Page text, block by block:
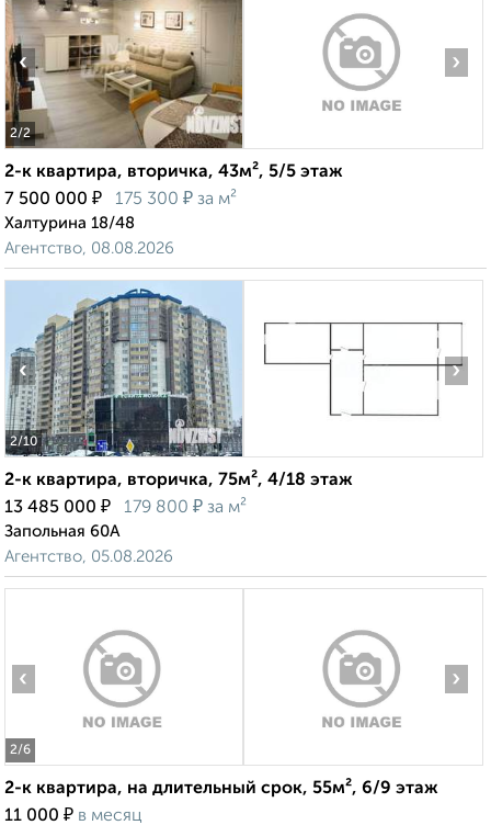
2/2
‹ ›
2-к квартира, вторичка, 43м², 5/5 этаж
7 500 000 ₽ 175 300 ₽ за м²
Халтурина 18/48
Агентство, 08.08.2026
2/10
‹ ›
2-к квартира, вторичка, 75м², 4/18 этаж
13 485 000 ₽ 179 800 ₽ за м²
Запольная 60А
Агентство, 05.08.2026
2/6
‹ ›
2-к квартира, на длительный срок, 55м², 6/9 этаж
11 000 ₽ в месяц